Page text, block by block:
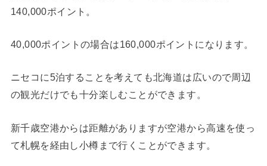
140,000ポイント。
40,000ポイントの場合は160,000ポイントになります。
ニセコに5泊することを考えても北海道は広いので周辺
の観光だけでも十分楽しむことができます。
新千歳空港からは距離がありますが空港から高速を使っ
て札幌を経由し小樽まで行くことができます。